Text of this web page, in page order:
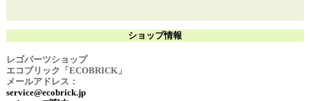
ショップ情報
レゴパーツショップ
エコブリック「ECOBRICK」
メールアドレス：
service@ecobrick.jp